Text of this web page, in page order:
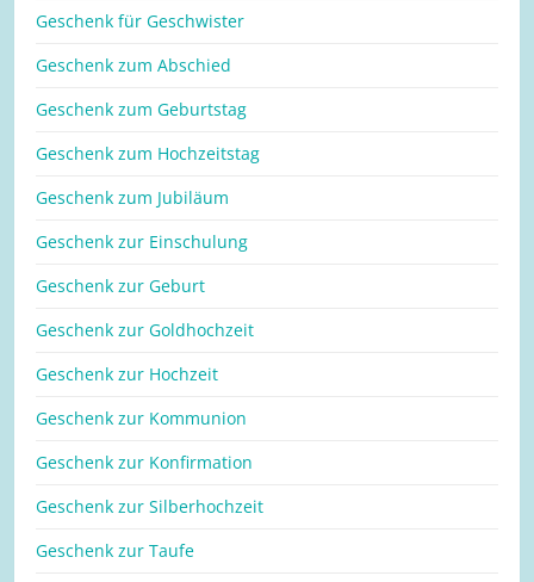
Geschenk für Geschwister
Geschenk zum Abschied
Geschenk zum Geburtstag
Geschenk zum Hochzeitstag
Geschenk zum Jubiläum
Geschenk zur Einschulung
Geschenk zur Geburt
Geschenk zur Goldhochzeit
Geschenk zur Hochzeit
Geschenk zur Kommunion
Geschenk zur Konfirmation
Geschenk zur Silberhochzeit
Geschenk zur Taufe